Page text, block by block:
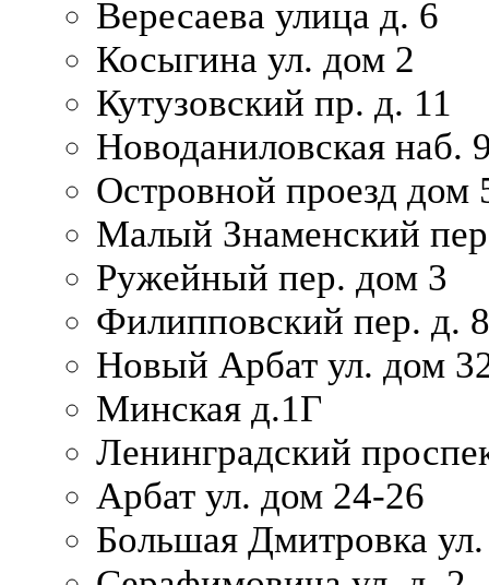
Вересаева улица д. 6
Косыгина ул. дом 2
Кутузовский пр. д. 11
Новоданиловская наб.
Островной проезд дом
Малый Знаменский
Ружейный пер. дом 3
Филипповский пер. д. 8
Новый Арбат ул. дом
Минская д.1Г
Ленинградский
Арбат ул. дом 24-26
Большая Дмитровка